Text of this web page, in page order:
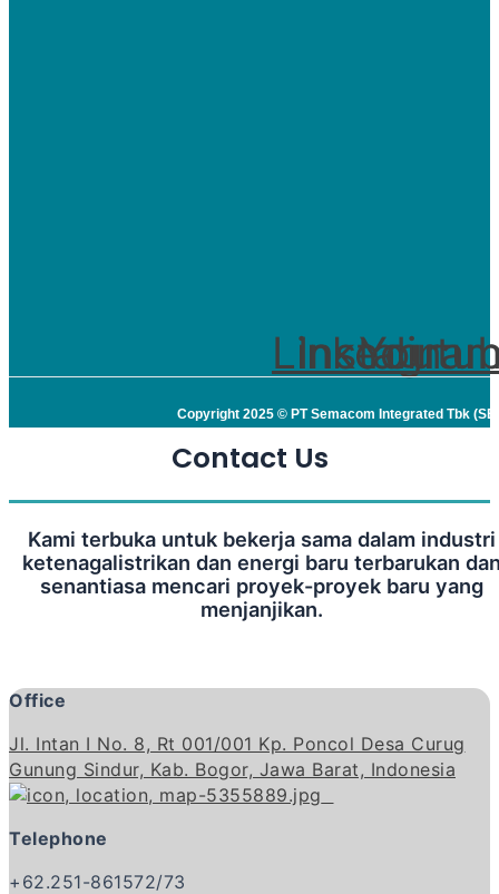
Linkedin
Copyright 2025 © PT Semacom Integrated Tbk
Contact Us
Kami terbuka untuk bekerja sama dalam industri
ketenagalistrikan dan energi baru terbarukan
senantiasa mencari proyek-proyek baru yang
menjanjikan.
Office
Jl. Intan I No. 8, Rt 001/001 Kp. Poncol Desa Curug
Gunung Sindur, Kab. Bogor, Jawa Barat, Indonesia
Telephone
+62.251-861572/73